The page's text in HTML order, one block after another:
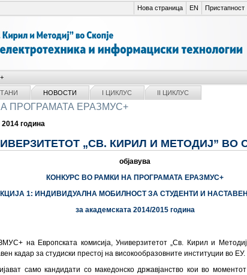
Пристапност
EN
Нова страница
НОВОСТИ I ЦИКЛУС II ЦИКЛУС
ПРОГРАМАТА ЕРАЗМУС+
година
„СВ. КИРИЛ И МЕТОДИЈ” ВО
објавува
КОНКУРС ВО РАМКИ НА ПРОГРАМАТА ЕРАЗМУС+
1: ИНДИВИДУАЛНА МОБИЛНОСТ ЗА СТУДЕНТИ И
за академската 2014/2015 година
на Европската комисија, Универзитетот „Св. Кирил и
кадар за студиски престој на високообразовните институции во ЕУ.
само кандидати со македонско државјанство кои во